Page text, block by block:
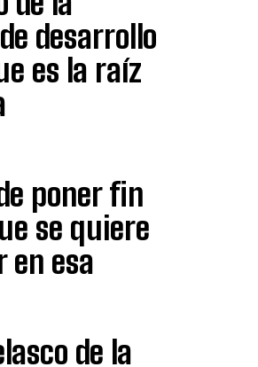
desarrollo
es la raíz
poner fin
se quiere
en esa
de la